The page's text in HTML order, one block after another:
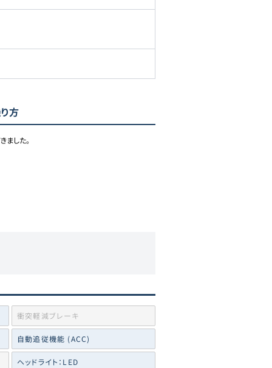
方
ました。
衝突軽減ブレーキ
自動追従機能 (ACC)
ヘッドライト：LED